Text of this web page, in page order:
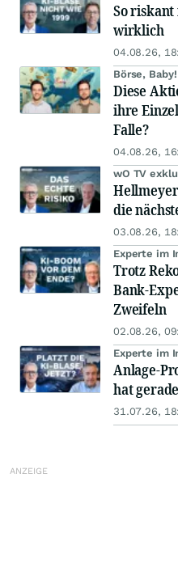
So
wirklich
04.08.26,
Börse, Baby!
Diese
ihre
Falle?
04.08.26,
wO TV
die
03.08.26,
Experte im
Trotz
Bank-
Zweifeln
02.08.26,
Experte im
Anlage-
hat
31.07.26,